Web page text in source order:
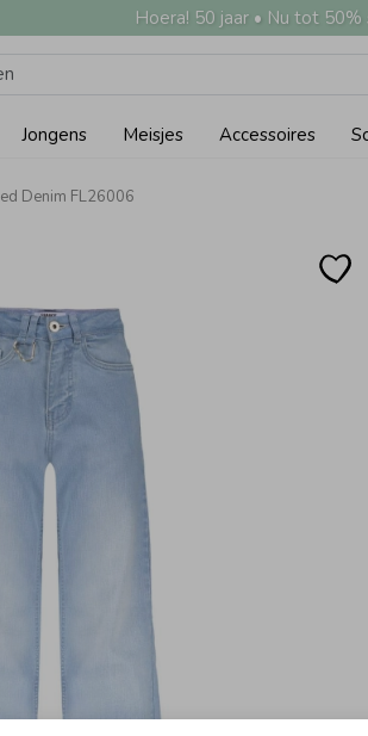
Hoera! 50 jaar • Nu tot 50%
Jongens Meisjes Accessoires
Denim FL26006